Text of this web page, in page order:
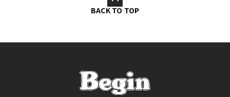
BACK TO TOP